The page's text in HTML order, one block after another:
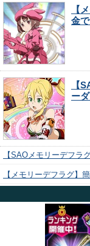
【
金
【
ー
【SAOメモリーデフラ
【メモリーデフラグ】